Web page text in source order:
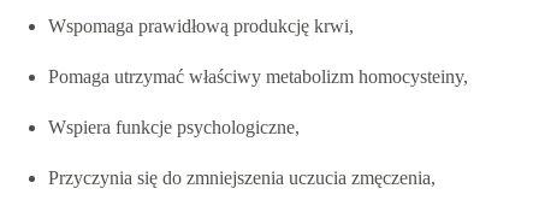
Wspomaga prawidłową produkcję krwi,
Pomaga utrzymać właściwy metabolizm homocysteiny,
Wspiera funkcje psychologiczne,
Przyczynia się do zmniejszenia uczucia zmęczenia,